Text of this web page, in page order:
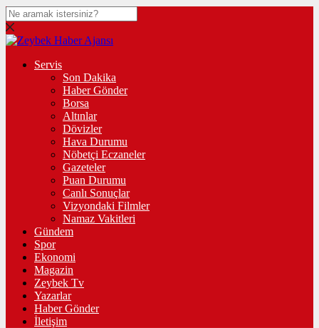
Servis
Son Dakika
Haber Gönder
Borsa
Altınlar
Dövizler
Hava Durumu
Nöbetçi Eczaneler
Gazeteler
Puan Durumu
Canlı Sonuçlar
Vizyondaki Filmler
Namaz Vakitleri
Gündem
Spor
Ekonomi
Magazin
Zeybek Tv
Yazarlar
Haber Gönder
İletişim